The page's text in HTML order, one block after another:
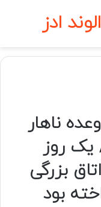
ادز
ناهار
یک روز
بزرگی
بود